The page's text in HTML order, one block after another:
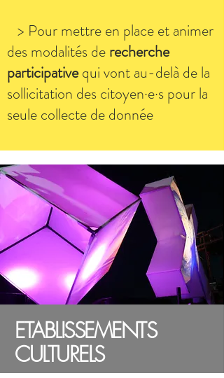
> Pour mettre en place et animer
des modalités derecherche
participativequi vont au-delà de la
sollicitation des citoyen·e·s pour la
seule collecte de donnée
ETABLISSEMENTS
CULTURELS